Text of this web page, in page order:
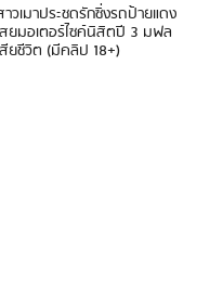
วเมาประชดรักซิ่งรถป้ายแดง
สยมอเตอร์ไซค์นิสิตปี 3 มฟล
สียชีวิต (มีคลิป 18+)